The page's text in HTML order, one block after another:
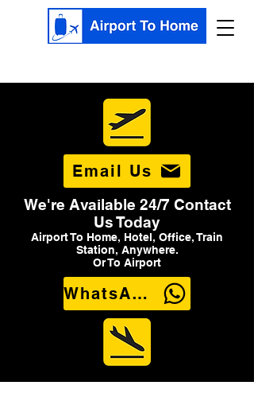
Email Us
We're Available 24/7 Contact
Us Today
Airport To Home, Hotel, Office, Train
Station, Anywhere.
Or To Airport
WhatsApp Us